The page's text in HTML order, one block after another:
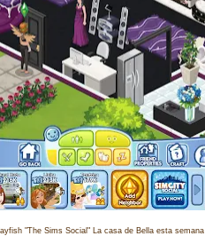
"The Sims Social" La casa de Bella esta semana